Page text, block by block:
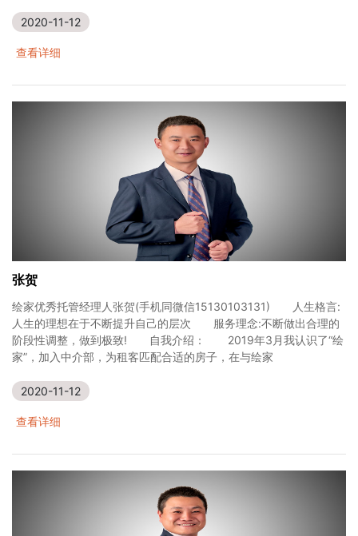
2020-11-12
查看详细
张贺
绘家优秀托管经理人张贺(手机同微信15130103131) 人生格言:
人生的理想在于不断提升自己的层次 服务理念:不断做出合理的
阶段性调整，做到极致! 自我介绍： 2019年3月我认识了“绘
家”，加入中介部，为租客匹配合适的房子，在与绘家
2020-11-12
查看详细